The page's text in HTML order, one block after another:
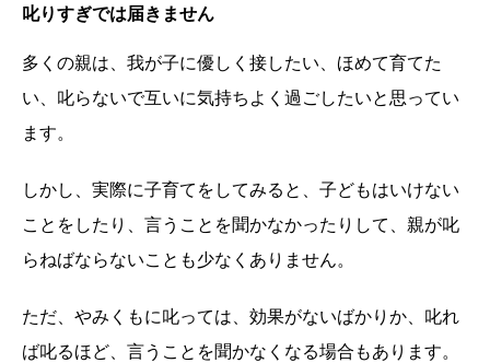
叱りすぎでは届きません
多くの親は、我が子に優しく接したい、ほめて育てた
い、叱らないで互いに気持ちよく過ごしたいと思ってい
ます。
しかし、実際に子育てをしてみると、子どもはいけない
ことをしたり、言うことを聞かなかったりして、親が叱
らねばならないことも少なくありません。
ただ、やみくもに叱っては、効果がないばかりか、叱れ
ば叱るほど、言うことを聞かなくなる場合もあります。